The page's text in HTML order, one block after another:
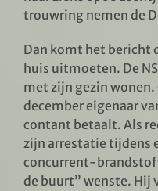
trouwring nemen de
Dan komt het bericht
huis uitmoeten. De
met zijn gezin
december eigenaar
contant betaalt. Als
zijn arrestatie tijdens
concurrent-
de buurt” wenste. Hij